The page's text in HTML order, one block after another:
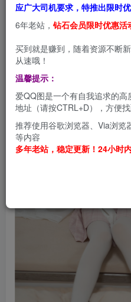
应广大司机要求，特推出限时
6年老站， 钻石会员限时优惠活
买到就是赚到，随着资源不断
从速哦！
温馨提示：
爱QQ图是一个有自我追求的
地址（请按CTRL+D），方便找
推荐使用谷歌浏览器、Via浏览
等内容
多年老站，稳定更新！24小时